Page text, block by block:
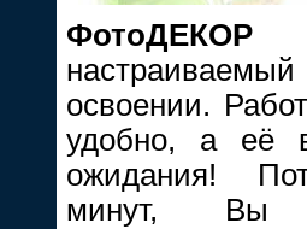
ФотоДЕКОР
освоении.
удобно, а её
ожидания!
минут, Вы